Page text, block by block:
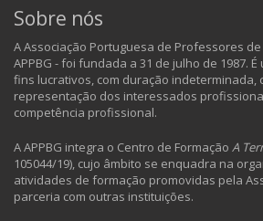
Sobre nós
A Associação Portuguesa de Professores
APPBG - foi fundada a 31 de julho de 1987.
fins lucrativos, com duração indeterminada,
representação dos interessados
competência profissional.
A APPBG integra o Centro de Formação A
105044/19), cujo âmbito se enquadra na
atividades de formação promovidas pela
parceria com outras instituições.